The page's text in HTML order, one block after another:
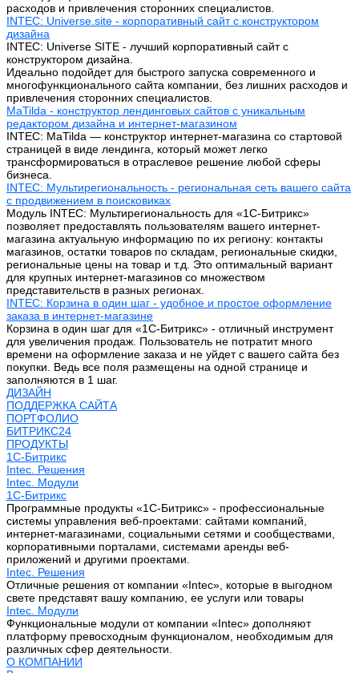
расходов и привлечения сторонних специалистов.
INTEC: Universe.site - корпоративный сайт с конструктором
дизайна
INTEC: Universe SITE - лучший корпоративный сайт с
конструктором дизайна.
Идеально подойдет для быстрого запуска современного и
многофункционального сайта компании, без лишних расходов и
привлечения сторонних специалистов.
MaTilda - конструктор лендинговых сайтов с уникальным
редактором дизайна и интернет-магазином
INTEC: MaTilda — конструктор интернет-магазина со стартовой
страницей в виде лендинга, который может легко
трансформироваться в отраслевое решение любой сферы
бизнеса.
INTEC: Мультирегиональность - региональная сеть вашего сайта
с продвижением в поисковиках
Модуль INTEC: Мультирегиональность для «1С-Битрикс»
позволяет предоставлять пользователям вашего интернет-
магазина актуальную информацию по их региону: контакты
магазинов, остатки товаров по складам, региональные скидки,
региональные цены на товар и т.д. Это оптимальный вариант
для крупных интернет-магазинов со множеством
представительств в разных регионах.
INTEC: Корзина в один шаг - удобное и простое оформление
заказа в интернет-магазине
Корзина в один шаг для «1С-Битрикс» - отличный инструмент
для увеличения продаж. Пользователь не потратит много
времени на оформление заказа и не уйдет с вашего сайта без
покупки. Ведь все поля размещены на одной странице и
заполняются в 1 шаг.
ДИЗАЙН
ПОДДЕРЖКА САЙТА
ПОРТФОЛИО
БИТРИКС24
ПРОДУКТЫ
1С-Битрикс
Intec. Решения
Intec. Модули
1С-Битрикс
Программные продукты «1С-Битрикс» - профессиональные
системы управления веб-проектами: сайтами компаний,
интернет-магазинами, социальными сетями и сообществами,
корпоративными порталами, системами аренды веб-
приложений и другими проектами.
Intec. Решения
Отличные решения от компании «Intec», которые в выгодном
свете представят вашу компанию, ее услуги или товары
Intec. Модули
Функциональные модули от компании «Intec» дополняют
платформу превосходным функционалом, необходимым для
различных сфер деятельности.
О КОМПАНИИ